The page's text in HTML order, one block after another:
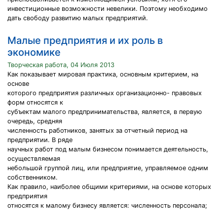
инвестиционные возможности невелики. Поэтому необходимо
дать свободу развитию малых предприятий.
Малые предприятия и их роль в
экономике
Творческая работа, 04 Июля 2013
Как показывает мировая практика, основным критерием, на
основе
которого предприятия различных организационно- правовых
форм относятся к
субъектам малого предпринимательства, является, в первую
очередь, средняя
численность работников, занятых за отчетный период на
предприятии. В ряде
научных работ под малым бизнесом понимается деятельность,
осуществляемая
небольшой группой лиц, или предприятие, управляемое одним
собственником.
Как правило, наиболее общими критериями, на основе которых
предприятия
относятся к малому бизнесу является: численность персонала;